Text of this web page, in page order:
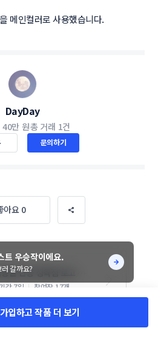
메인컬러로 사용했습니다.
DayDay
40만 원총 거래 1건
문의하기
아요 0
물 전용 정육점 로고 의
다.
간 7일 참여작 17개
가입하고 작품 더 보기
트 우승작이에요.
갈까요?